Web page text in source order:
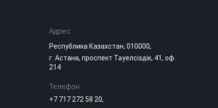
00:12
расследует
нападение на
школьницу и ищет
Алматы накроют
Адрес:
Республика Казахстан, 010000,
г. Астана, проспект Тәуелсіздік, 41, оф.
214
Телефон:
+7 717 272 58 20,